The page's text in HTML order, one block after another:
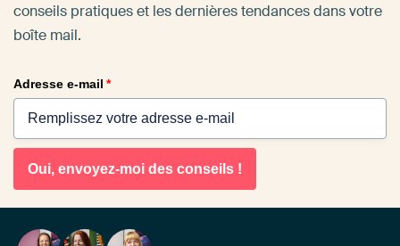
conseils pratiques et les dernières tendances dans votre
boîte mail.
Adresse e-mail *
Oui, envoyez-moi des conseils !